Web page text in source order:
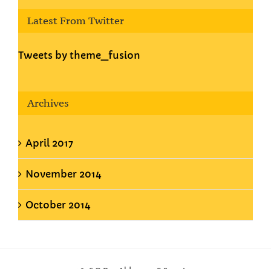
Latest From Twitter
Tweets by theme_fusion
Archives
April 2017
November 2014
October 2014